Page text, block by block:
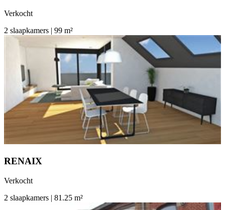
Verkocht
2 slaapkamers | 99 m²
RENAIX
Verkocht
2 slaapkamers | 81.25 m²